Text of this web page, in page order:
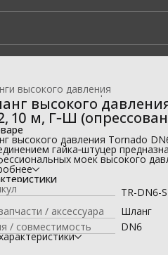
высокого давления
для
высокого
10 м, Г‑Ш
высокого давления Tornado
гайка‑штуцер
моек высокого
полностью готовым к
опрессованный РВД Tornado
для подключения
без необходимости
SN2 обеспечивает
и устойчивость к
гайка‑штуцер
и совместимость с
. Длина 10 метров оптимальна
TR-DN6-
/ аксессуара
Шланг
/ совместимость
DN6